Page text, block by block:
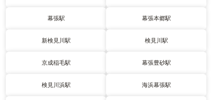
幕張駅 幕張本郷駅
新検見川駅 検見川駅
京成稲毛駅 幕張豊砂駅
検見川浜駅 海浜幕張駅